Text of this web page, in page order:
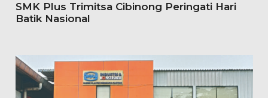
SMK Plus Trimitsa Cibinong Peringati Hari
Batik Nasional